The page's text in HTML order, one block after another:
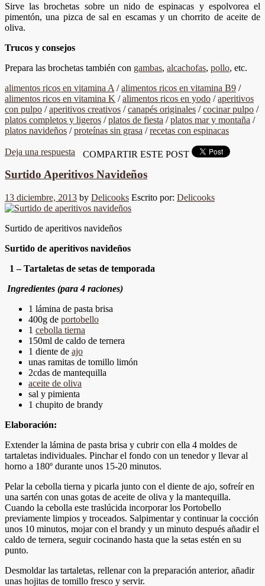
Sirve las brochetas sobre un nido de espinacas y espolvorea el
pimentón, una pizca de sal en escamas y un chorrito de aceite de
oliva.
Trucos y consejos
Prepara las brochetas también con gambas, alcachofas, pollo, etc.
alimentos ricos en vitamina A /alimentos ricos en vitamina B9 /
alimentos ricos en vitamina K /alimentos ricos en yodo /aperitivos
con pulpo /aperitivos creativos /canapés originales /cocinar pulpo /
platos completos y ligeros /platos de fiesta /platos mar y montaña /
platos navideños /proteínas sin grasa /recetas con espinacas
Deja una respuesta COMPARTIR ESTE POST
Surtido Aperitivos Navideños
13 diciembre, 2013 by Delicooks Escrito por: Delicooks
Surtido de aperitivos navideños
Surtido de aperitivos navideños
1 – Tartaletas de setas de temporada
Ingredientes (para 4 raciones)
1 lámina de pasta brisa
400g de portobello
1 cebolla tierna
150ml de caldo de ternera
1 diente de ajo
unas ramitas de tomillo limón
2cdas de mantequilla
aceite de oliva
sal y pimienta
1 chupito de brandy
Elaboración:
Extender la lámina de pasta brisa y cubrir con ella 4 moldes de
tartaletas individuales. Pinchar el fondo con un tenedor y llevar al
horno a 180º durante unos 15-20 minutos.
Pelar la cebolla tierna y picarla junto con el diente de ajo, sofreír en
una sartén con unas gotas de aceite de oliva y la mantequilla.
Cuando la cebolla este traslúcida incorporar los Portobello
previamente limpios y troceados. Salpimentar y continuar la cocción
unos 10 minutos, mojar con el brandy y un minuto después añadir el
caldo de ternera, seguir cocinando hasta que la setas estén en su
punto.
Desmoldar las tartaletas, rellenar con la preparación anterior, añadir
unas hojitas de tomillo fresco y servir.